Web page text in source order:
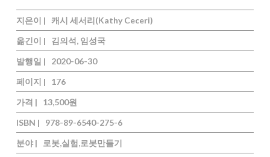
지은이 |
캐시 세서리(Kathy Ceceri)
옮긴이 |
김의석, 임성국
발행일 |
2020-06-30
페이지 |
176
가격 |
13,500원
ISBN |
978-89-6540-275-6
분야 |
로봇,실험,로봇만들기